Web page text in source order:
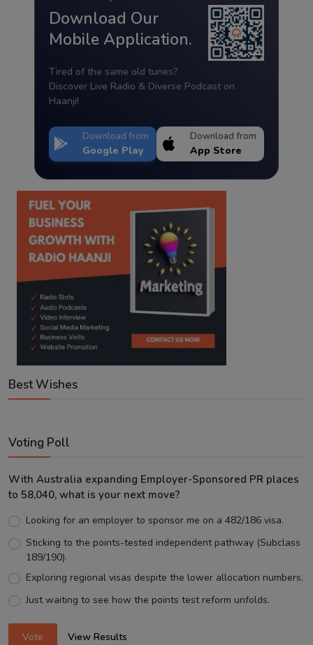
Download Our
Mobile Application.
Tired of the same old tunes?
Discover Live Radio & Diverse Podcast on
Haanji!
Download from
Google Play
Download from
App Store
Best Wishes
Voting Poll
With Australia expanding Employer-Sponsored PR places
to 58,040, what is your next move?
Looking for an employer to sponsor me on a 482/186 visa.
Sticking to the points-tested independent pathway (Subclass
189/190).
Exploring regional visas despite the lower allocation numbers.
Just waiting to see how the points test reform unfolds.
Vote View Results